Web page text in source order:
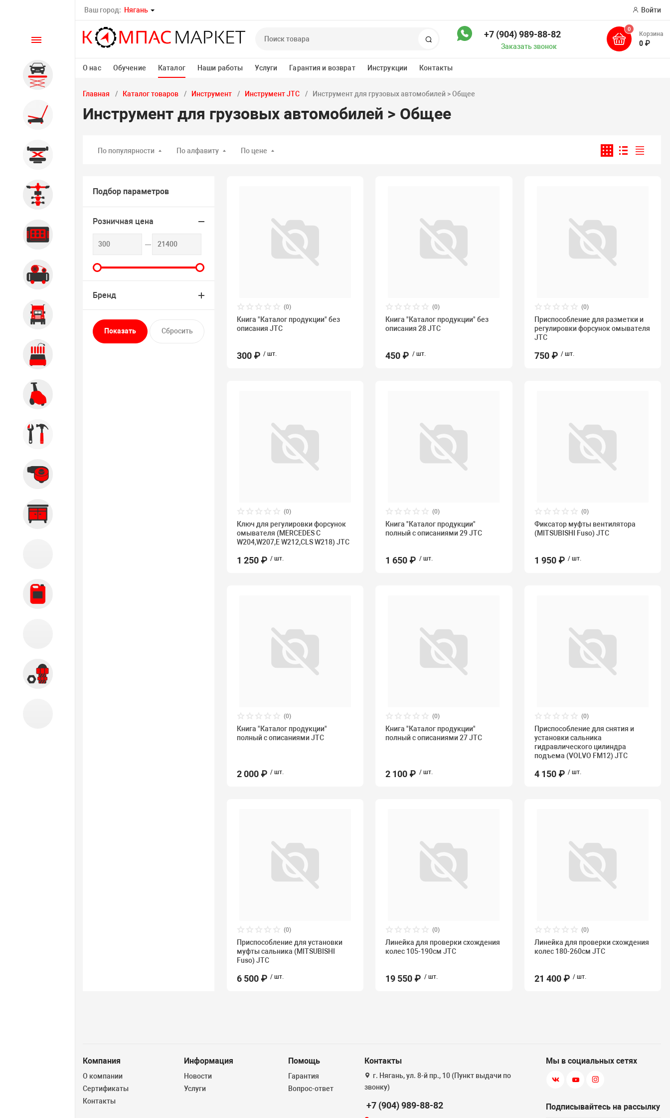
Ваш город: Нягань Войти
Поиск +7 (904) 989-88-82
Заказать звонок
0
Корзина
0 ₽
О нас Обучение Каталог Наши работы Услуги Гарантия и возврат Инструкции Контакты
Каталог
Автомобильные подъемники
Шиномонтажное
оборудование
Общегаражное
Стенды сход-развал
Диагностика
Компрессорное оборудование
Главная Каталог товаров Инструмент Инструмент JTC Инструмент для грузовых автомобилей > Общее
Инструмент для грузовых автомобилей > Общее
По популярности По алфавиту По цене
Подбор параметров
Розничная цена
Бренд
(0)
Книга "Каталог продукции" без
описания JTC
300 ₽ / шт.
(0)
Книга "Каталог продукции" без
описания 28 JTC
450 ₽ / шт.
(0)
Приспособление для разметки и
регулировки форсунок омывателя
JTC
750 ₽ / шт.
(0)
Ключ для регулировки форсунок
омывателя (MERCEDES C
W204,W207,E W212,CLS W218) JTC
1 250 ₽ / шт.
(0)
Книга "Каталог продукции"
полный с описаниями 29 JTC
1 650 ₽ / шт.
(0)
Фиксатор муфты вентилятора
(MITSUBISHI Fuso) JTC
1 950 ₽ / шт.
(0)
Книга "Каталог продукции"
полный с описаниями JTC
2 000 ₽ / шт.
(0)
Книга "Каталог продукции"
полный с описаниями 27 JTC
2 100 ₽ / шт.
(0)
Приспособление для снятия и
установки сальника
гидравлического цилиндра
подъема (VOLVO FM12) JTC
4 150 ₽ / шт.
(0)
Приспособление для установки
муфты сальника (MITSUBISHI
Fuso) JTC
6 500 ₽ / шт.
(0)
Линейка для проверки схождения
колес 105-190см JTC
19 550 ₽ / шт.
(0)
Линейка для проверки схождения
колес 180-260см JTC
21 400 ₽ / шт.
Компания
О компании
Сертификаты
Контакты
Информация
Новости
Услуги
Помощь
Гарантия
Вопрос-ответ
Контакты
г. Нягань, ул. 8-й пр., 10 (Пункт выдачи по
звонку)
+7 (904) 989-88-82
Мы в социальных сетях
Подписывайтесь на рассылку